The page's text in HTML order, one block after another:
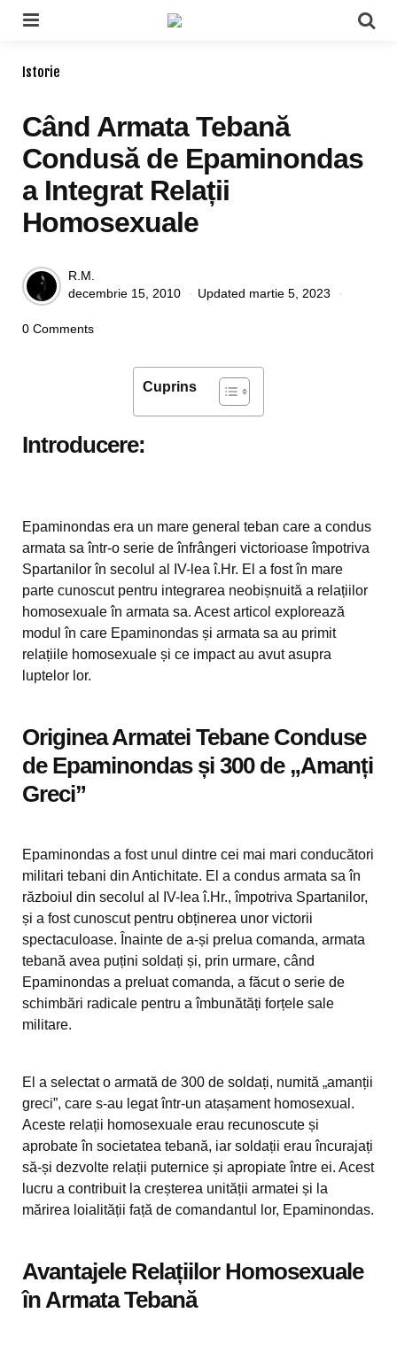
Categories
Istorie
Când Armata Tebană
Condusă de Epaminondas
a Integrat Relații
Homosexuale
Posted
by
R.M.
decembrie 15, 2010
Updated martie 5, 2023
0 Comments
Cuprins
Introducere:
Epaminondas era un mare general teban care a condus
armata sa într-o serie de înfrângeri victorioase împotriva
Spartanilor în secolul al IV-lea î.Hr. El a fost în mare
parte cunoscut pentru integrarea neobișnuită a relațiilor
homosexuale în armata sa. Acest articol explorează
modul în care Epaminondas și armata sa au primit
relațiile homosexuale și ce impact au avut asupra
luptelor lor.
Originea Armatei Tebane Conduse
de Epaminondas și 300 de „Amanți
Greci”
Epaminondas a fost unul dintre cei mai mari conducători
militari tebani din Antichitate. El a condus armata sa în
războiul din secolul al IV-lea î.Hr., împotriva Spartanilor,
și a fost cunoscut pentru obținerea unor victorii
spectaculoase. Înainte de a-și prelua comanda, armata
tebană avea puțini soldați și, prin urmare, când
Epaminondas a preluat comanda, a făcut o serie de
schimbări radicale pentru a îmbunătăți forțele sale
militare.
El a selectat o armată de 300 de soldați, numită „amanții
greci”, care s-au legat într-un atașament homosexual.
Aceste relații homosexuale erau recunoscute și
aprobate în societatea tebană, iar soldații erau încurajați
să-și dezvolte relații puternice și apropiate între ei. Acest
lucru a contribuit la creșterea unității armatei și la
mărirea loialității față de comandantul lor, Epaminondas.
Avantajele Relațiilor Homosexuale
în Armata Tebană